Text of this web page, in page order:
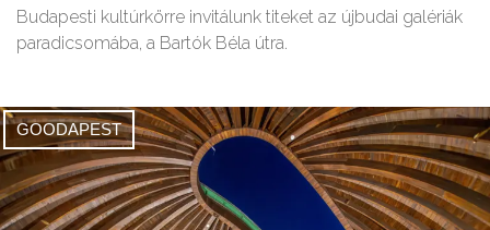
Budapesti kultúrkörre invitálunk titeket az újbudai galériák
paradicsomába, a Bartók Béla útra.
GOODAPEST